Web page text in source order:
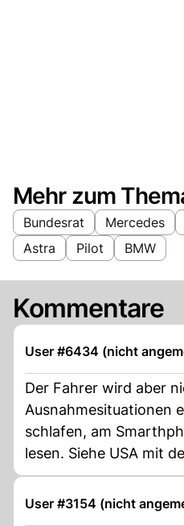
Mehr zum
Bundesrat Mercedes
Astra
Pilot BMW
Kommentare
User #6434 (nicht
Der Fahrer wird aber
Ausnahmesituationen
schlafen, am
lesen. Siehe USA mit
User #3154 (nicht